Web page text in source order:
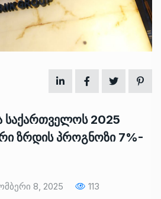
საქართველოს 2025
ზრდის პროგნოზი 7%-
8, 2025 113